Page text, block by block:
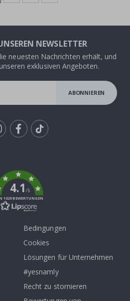
NEWSLETTER
neuesten Nachrichten erhält, und
exklusiven Angeboten.
ABONNIEREN
4.1/5
1029 BEWERTUNGEN
Bedingungen
Cookies
Lösungen für Unternehmen
#yesnamly
Recht zu stornieren